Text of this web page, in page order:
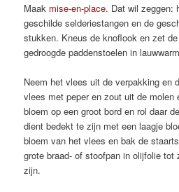
Maak mise-en-place. Dat wil zeggen:
geschilde selderiestangen en de
stukken. Kneus de knoflook en zet
gedroogde paddenstoelen in
Neem het vlees uit de verpakking en
vlees met peper en zout uit de molen
bloem op een groot bord en rol daar
dient bedekt te zijn met een laagje
bloem van het vlees en bak de
grote braad- of stoofpan in olijfolie tot
zijn.